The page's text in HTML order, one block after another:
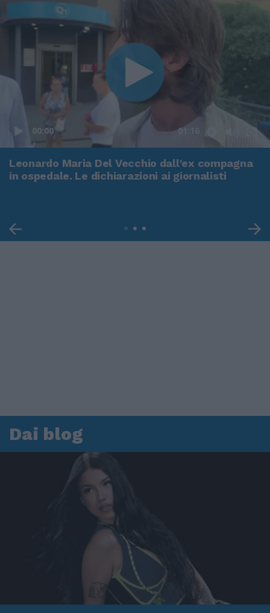
00:00 01:16
Leonardo Maria Del Vecchio dall'ex compagna
in ospedale. Le dichiarazioni ai giornalisti
Dai blog